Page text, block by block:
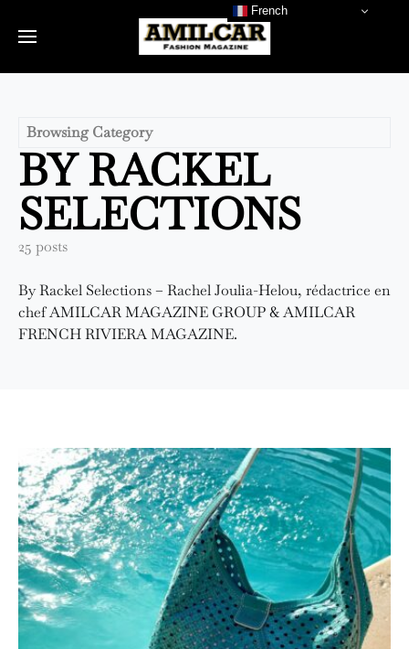
Browsing Category
BY RACKEL
SELECTIONS
25 posts
By Rackel Selections – Rachel Joulia-Helou, rédactrice en
chef AMILCAR MAGAZINE GROUP & AMILCAR
FRENCH RIVIERA MAGAZINE.
French